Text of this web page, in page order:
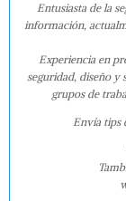
Entusiasta de la
información,
Experiencia en
seguridad, diseño y
grupos de
Envía tips